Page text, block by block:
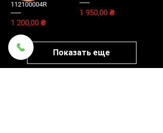
112100004R
Цена
1 200,00 ₴
Цена
1 950,00 ₴
Показать еще